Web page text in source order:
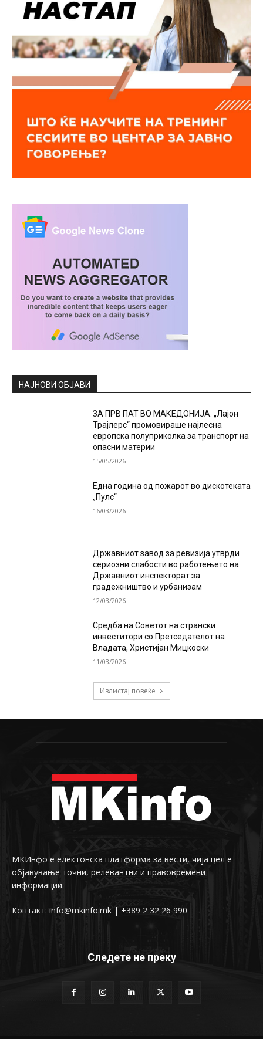
НАЈНОВИ ОБЈАВИ
ЗА ПРВ ПАТ ВО МАКЕДОНИЈА: „Лајон
Трајлерс“ промовираше најлесна
европска полуприколка за транспорт на
опасни материи
15/05/2026
Една година од пожарот во дискотеката
„Пулс“
16/03/2026
Државниот завод за ревизија утврди
сериозни слабости во работењето на
Државниот инспекторат за
градежништво и урбанизам
12/03/2026
Средба на Советот на странски
инвеститори со Претседателот на
Владата, Христијан Мицкоски
11/03/2026
Излистај повеќе
МКИнфо е електонска платформа за вести, чија цел е
објавување точни, релевантни и правовремени
информации.
Контакт: info@mkinfo.mk | +389 2 32 26 990
Следете не преку